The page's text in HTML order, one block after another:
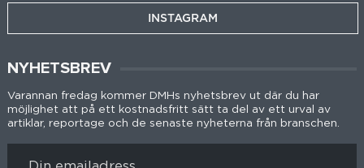
INSTAGRAM
NYHETSBREV
Varannan fredag kommer DMHs nyhetsbrev ut där du har
möjlighet att på ett kostnadsfritt sätt ta del av ett urval av
artiklar, reportage och de senaste nyheterna från branschen.